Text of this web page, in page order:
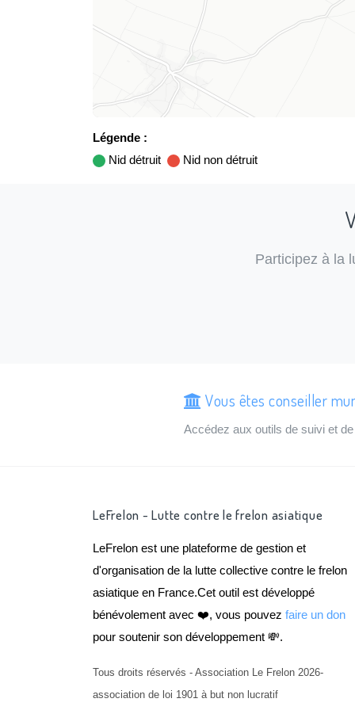
Légende :
Nid détruit
Nid non détruit
Participez à la
Vous êtes conseiller
Accédez aux outils de suivi et
LeFrelon - Lutte contre le frelon asiatique
LeFrelon est une plateforme de gestion et
d'organisation de la lutte collective contre le frelon
asiatique en France.Cet outil est développé
bénévolement avec ❤️, vous pouvez faire un don
pour soutenir son développement 💸.
Tous droits réservés - Association Le Frelon 2026-
association de loi 1901 à but non lucratif